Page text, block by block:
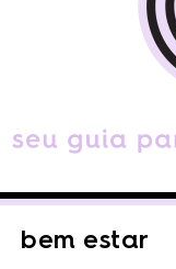
bem estar